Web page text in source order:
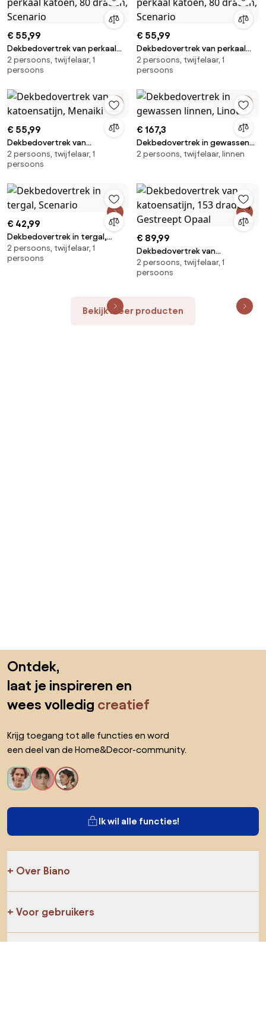
€ 55,99
Dekbedovertrek van perkaal
katoen, 80 draden, Scenario
2 persoons, twijfelaar, 1
persoons
€ 55,99
Dekbedovertrek van perkaal
katoen, 80 draden, Scenario
2 persoons, twijfelaar, 1
persoons
€ 55,99
Dekbedovertrek van
katoensatijn, Menaiki
2 persoons, twijfelaar, 1
persoons
€ 167,3
Dekbedovertrek in gewassen
linnen, Linot
2 persoons, twijfelaar, linnen
€ 42,99
Dekbedovertrek in tergal,
Scenario
2 persoons, twijfelaar, 1
persoons
€ 89,99
Dekbedovertrek van
katoensatijn, 153 draden,
Gestreept Opaal
2 persoons, twijfelaar, 1
persoons
Bekijk meer producten
Ontdek,
laat je inspireren en
wees volledig creatief
Krijg toegang tot alle functies en word
een deel van de Home&Decor-community.
Ik wil alle functies!
Over Biano
Voor gebruikers